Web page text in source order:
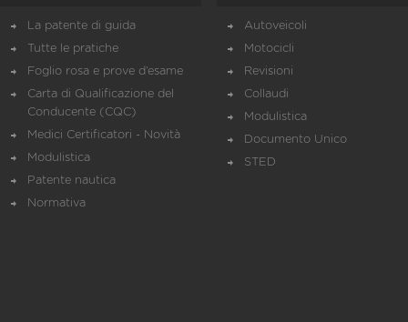
La patente di guida
Tutte le pratiche
Foglio rosa e prove d’esame
Carta di Qualificazione del
Conducente (CQC)
Medici Certificatori - Novità
Modulistica
Patente nautica
Normativa
Autoveicoli
Motocicli
Revisioni
Collaudi
Modulistica
Documento Unico
STED